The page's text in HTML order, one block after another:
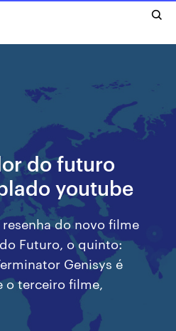
do futuro
youtube
do novo filme
Futuro, o quinto:
Genisys é
o terceiro filme,